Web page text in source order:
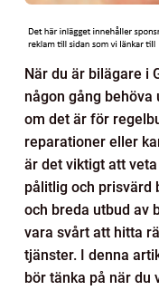
När du är bilägare i
någon gång behöva
om det är för
reparationer eller
är det viktigt att
pålitlig och prisvärd
och breda utbud av
vara svårt att hitta
tjänster. I denna
bör tänka på när du